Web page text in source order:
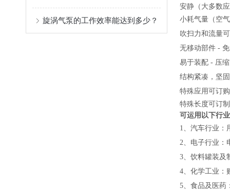
旋涡气泵的工作效率能达到多少？
安静（大多数
小耗气量（空
吹扫力和流量
无移动部件 -
易于装配 - 压
结构紧凑，坚
特殊应用可订
特殊长度可订制
可运用以下行
1、汽车行业：
2、电子行业：
3、饮料罐装及
4、化学工业：
5、食品及医药